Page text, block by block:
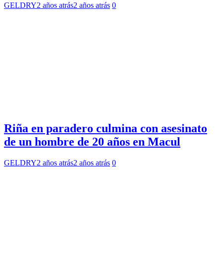
GELDRY2 años atrás2 años atrás 0
Riña en paradero culmina con asesinato
de un hombre de 20 años en Macul
GELDRY2 años atrás2 años atrás 0